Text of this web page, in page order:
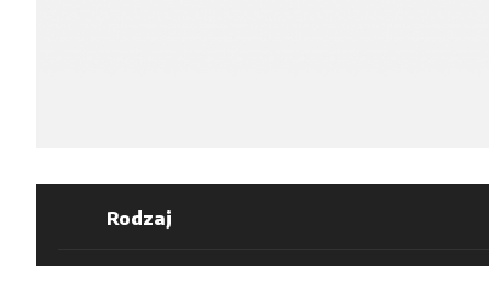
Rodzaj